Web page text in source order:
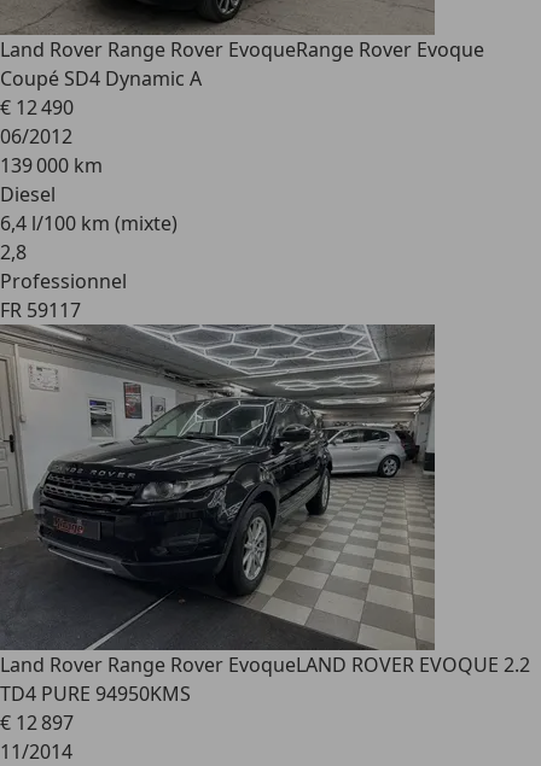
Land Rover Range Rover EvoqueRange Rover Evoque
Coupé SD4 Dynamic A
€ 12 490
06/2012
139 000 km
Diesel
6,4 l/100 km (mixte)
2,8
Professionnel
FR 59117
Land Rover Range Rover EvoqueLAND ROVER EVOQUE 2.2
TD4 PURE 94950KMS
€ 12 897
11/2014